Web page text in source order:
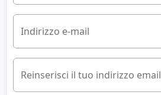
Indirizzo e-mail
Reinserisci il tuo indirizzo email